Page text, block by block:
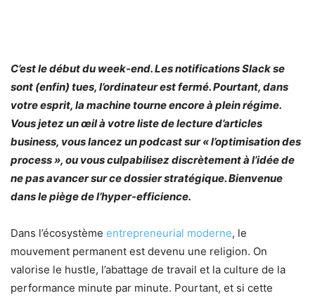
C’est le début du week-end. Les notifications Slack se
sont (enfin) tues, l’ordinateur est fermé. Pourtant, dans
votre esprit, la machine tourne encore à plein régime.
Vous jetez un œil à votre liste de lecture d’articles
business, vous lancez un podcast sur « l’optimisation des
process », ou vous culpabilisez discrètement à l’idée de
ne pas avancer sur ce dossier stratégique. Bienvenue
dans le piège de l’hyper-efficience.
Dans l’écosystème entrepreneurial moderne, le
mouvement permanent est devenu une religion. On
valorise le hustle, l’abattage de travail et la culture de la
performance minute par minute. Pourtant, et si cette